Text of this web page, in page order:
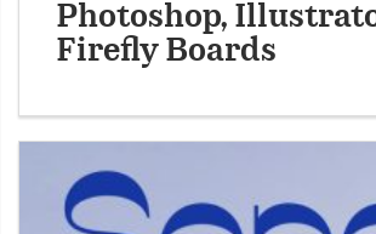
Photoshop,
Firefly Boards